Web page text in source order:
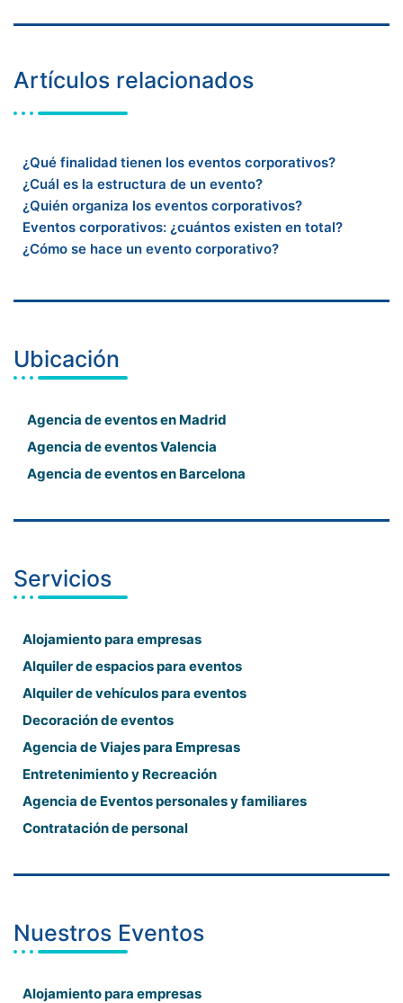
Artículos relacionados
¿Qué finalidad tienen los eventos corporativos?
¿Cuál es la estructura de un evento?
¿Quién organiza los eventos corporativos?
Eventos corporativos: ¿cuántos existen en total?
¿Cómo se hace un evento corporativo?
Ubicación
Agencia de eventos en Madrid
Agencia de eventos Valencia
Agencia de eventos en Barcelona
Servicios
Alojamiento para empresas
Alquiler de espacios para eventos
Alquiler de vehículos para eventos
Decoración de eventos
Agencia de Viajes para Empresas
Entretenimiento y Recreación
Agencia de Eventos personales y familiares
Contratación de personal
Nuestros Eventos
Alojamiento para empresas